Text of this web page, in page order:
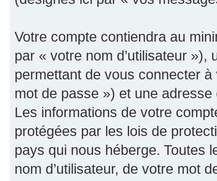
Votre compte contiendra au
par « votre nom d’utilisateur
permettant de vous connecter
mot de passe ») et une
Les informations de votre
protégées par les lois de
pays qui nous héberge. Toutes
nom d’utilisateur, de votre mot